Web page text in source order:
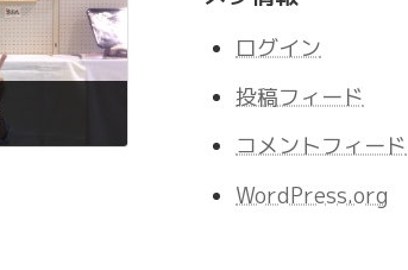
ログイン
投稿フィード
コメントフィード
WordPress.org